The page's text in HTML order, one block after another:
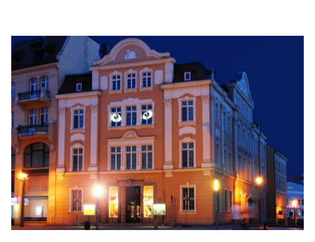
für
den
Betrieb
der
Seite
notwendig
sind
(funktionale
Cookies),
sowie
solche,
die
lediglich